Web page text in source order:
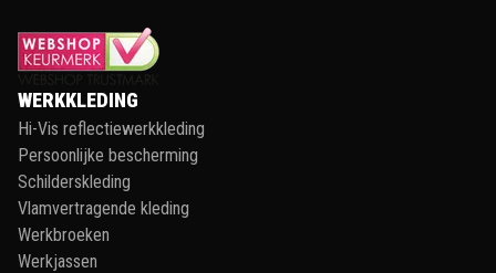
WERKKLEDING
Hi-Vis reflectiewerkkleding
Persoonlijke bescherming
Schilderskleding
Vlamvertragende kleding
Werkbroeken
Werkjassen